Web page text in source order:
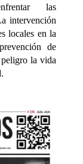
las
intervención
locales en la
de
peligro la vida